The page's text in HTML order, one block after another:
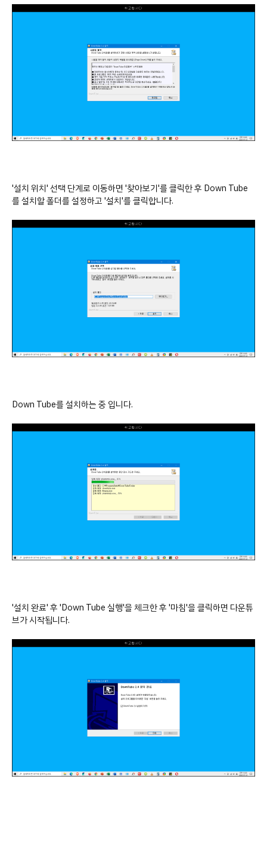
'설치 위치' 선택 단계로 이동하면 '찾아보기'를 클릭한 후 Down Tube
를 설치할 폴더를 설정하고 '설치'를 클릭합니다.
Down Tube를 설치하는 중 입니다.
'설치 완료' 후 'Down Tube 실행'을 체크한 후 '마침'을 클릭하면 다운튜
브가 시작됩니다.